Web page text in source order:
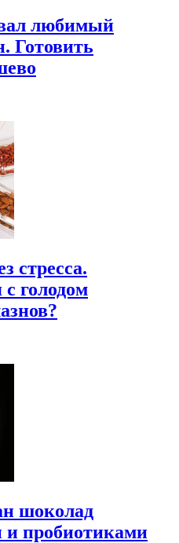
любимый
Готовить
стресса.
голодом
шоколад
и пробиотиками